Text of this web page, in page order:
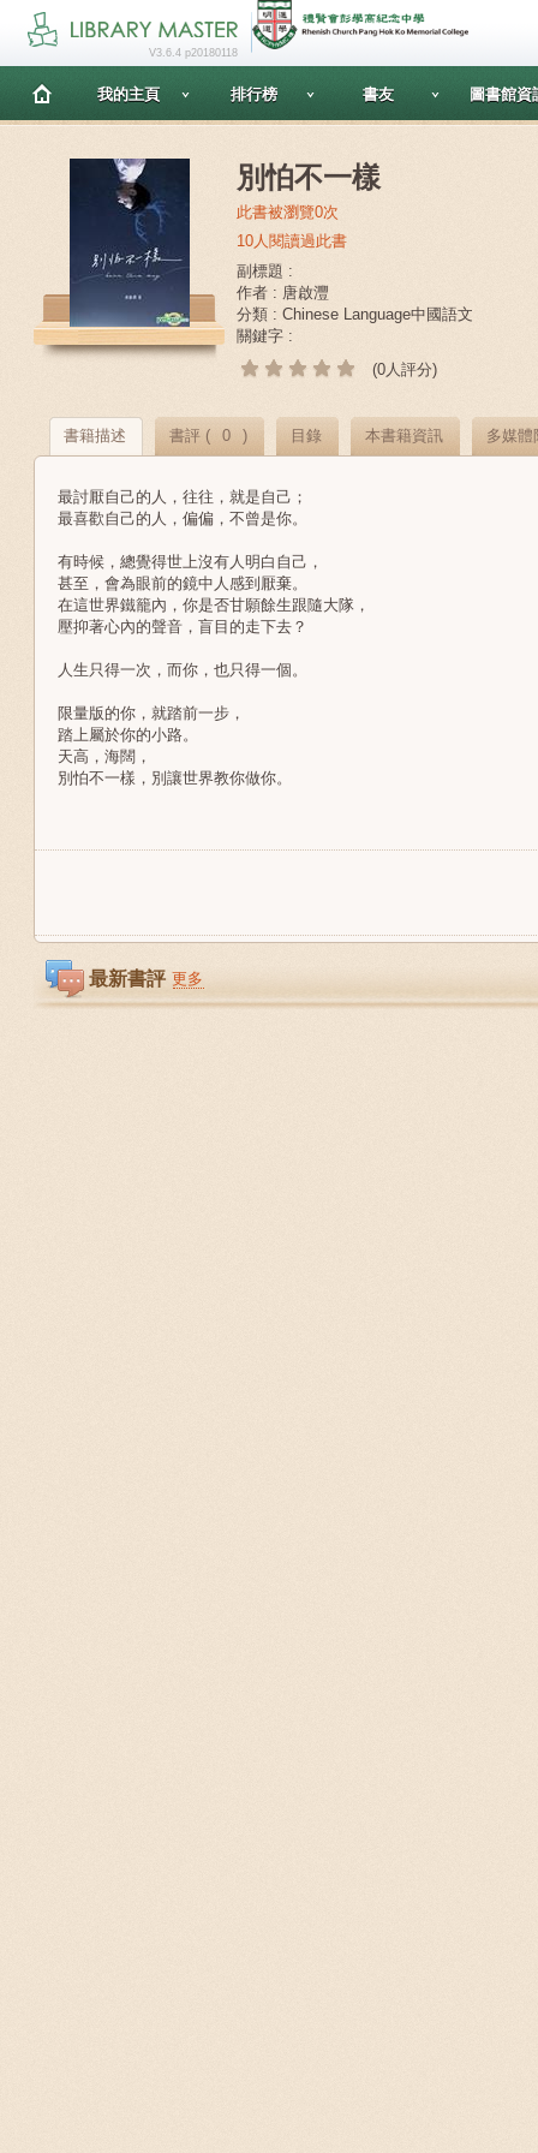
V3.6.4 p20180118
我的主頁 排行榜 書友 圖書館資
別怕不一樣
此書被瀏覽0次
10人閱讀過此書
副標題 :
作者 : 唐啟灃
分類 : Chinese Language中國語文
關鍵字 :
(0人評分)
書籍描述 書評 ( 0 ) 目錄 本書籍資訊 多媒體
最討厭自己的人，往往，就是自己；
最喜歡自己的人，偏偏，不曾是你。
有時候，總覺得世上沒有人明白自己，
甚至，會為眼前的鏡中人感到厭棄。
在這世界鐵籠內，你是否甘願餘生跟隨大隊，
壓抑著心內的聲音，盲目的走下去？
人生只得一次，而你，也只得一個。
限量版的你，就踏前一步，
踏上屬於你的小路。
天高，海闊，
別怕不一樣，別讓世界教你做你。
最新書評 更多